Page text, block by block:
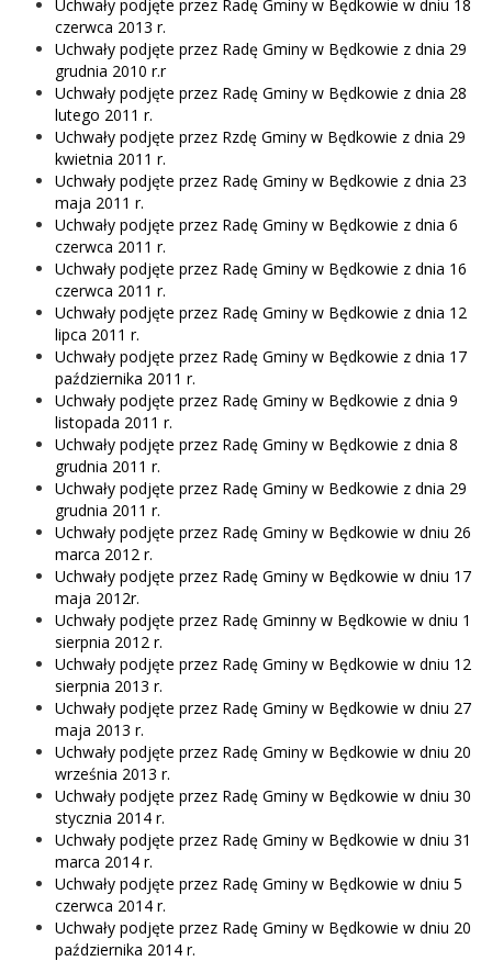
Uchwały podjęte przez Radę Gminy w Będkowie w dniu 18
czerwca 2013 r.
Uchwały podjęte przez Radę Gminy w Będkowie z dnia 29
grudnia 2010 r.r
Uchwały podjęte przez Radę Gminy w Będkowie z dnia 28
lutego 2011 r.
Uchwały podjęte przez Rzdę Gminy w Będkowie z dnia 29
kwietnia 2011 r.
Uchwały podjęte przez Radę Gminy w Będkowie z dnia 23
maja 2011 r.
Uchwały podjęte przez Radę Gminy w Będkowie z dnia 6
czerwca 2011 r.
Uchwały podjęte przez Radę Gminy w Będkowie z dnia 16
czerwca 2011 r.
Uchwały podjęte przez Radę Gminy w Będkowie z dnia 12
lipca 2011 r.
Uchwały podjęte przez Radę Gminy w Będkowie z dnia 17
października 2011 r.
Uchwały podjęte przez Radę Gminy w Będkowie z dnia 9
listopada 2011 r.
Uchwały podjęte przez Radę Gminy w Będkowie z dnia 8
grudnia 2011 r.
Uchwały podjęte przez Radę Gminy w Bedkowie z dnia 29
grudnia 2011 r.
Uchwały podjęte przez Radę Gminy w Będkowie w dniu 26
marca 2012 r.
Uchwały podjęte przez Radę Gminy w Będkowie w dniu 17
maja 2012r.
Uchwały podjęte przez Radę Gminny w Będkowie w dniu 1
sierpnia 2012 r.
Uchwały podjęte przez Radę Gminy w Będkowie w dniu 12
sierpnia 2013 r.
Uchwały podjęte przez Radę Gminy w Będkowie w dniu 27
maja 2013 r.
Uchwały podjęte przez Radę Gminy w Będkowie w dniu 20
września 2013 r.
Uchwały podjęte przez Radę Gminy w Będkowie w dniu 30
stycznia 2014 r.
Uchwały podjęte przez Radę Gminy w Będkowie w dniu 31
marca 2014 r.
Uchwały podjęte przez Radę Gminy w Będkowie w dniu 5
czerwca 2014 r.
Uchwały podjęte przez Radę Gminy w Będkowie w dniu 20
października 2014 r.